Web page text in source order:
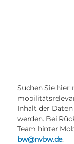
Suchen Sie hier
Inhalt der
werden. Bei
Team hinter
bw@nvbw.de.